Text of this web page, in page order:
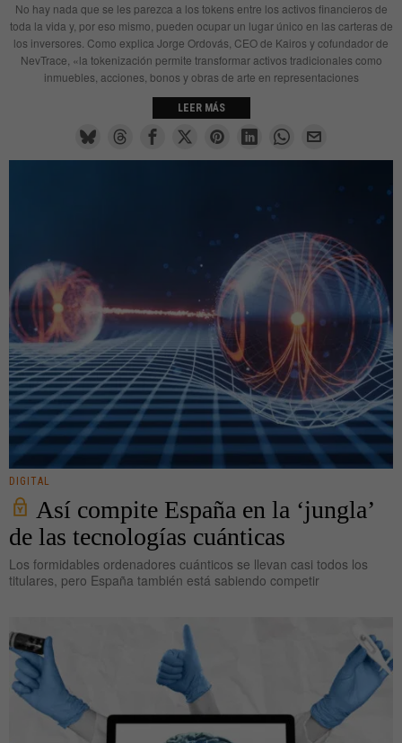
No hay nada que se les parezca a los tokens entre los activos financieros de
toda la vida y, por eso mismo, pueden ocupar un lugar único en las carteras de
los inversores. Como explica Jorge Ordovás, CEO de Kairos y cofundador de
NevTrace, «la tokenización permite transformar activos tradicionales como
inmuebles, acciones, bonos y obras de arte en representaciones
LEER MÁS
DIGITAL
Así compite España en la ‘jungla’
de las tecnologías cuánticas
Los formidables ordenadores cuánticos se llevan casi todos los
titulares, pero España también está sabiendo competir